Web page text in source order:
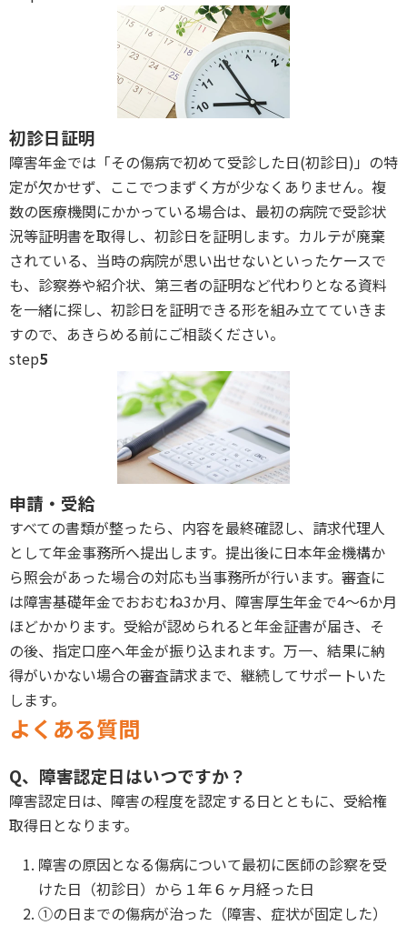
初診日証明
障害年金では「その傷病で初めて受診した日(初診日)」の特
定が欠かせず、ここでつまずく方が少なくありません。複
数の医療機関にかかっている場合は、最初の病院で受診状
況等証明書を取得し、初診日を証明します。カルテが廃棄
されている、当時の病院が思い出せないといったケースで
も、診察券や紹介状、第三者の証明など代わりとなる資料
を一緒に探し、初診日を証明できる形を組み立てていきま
すので、あきらめる前にご相談ください。
step5
申請・受給
すべての書類が整ったら、内容を最終確認し、請求代理人
として年金事務所へ提出します。提出後に日本年金機構か
ら照会があった場合の対応も当事務所が行います。審査に
は障害基礎年金でおおむね3か月、障害厚生年金で4〜6か月
ほどかかります。受給が認められると年金証書が届き、そ
の後、指定口座へ年金が振り込まれます。万一、結果に納
得がいかない場合の審査請求まで、継続してサポートいた
します。
よくある質問
Q、障害認定日はいつですか？
障害認定日は、障害の程度を認定する日とともに、受給権
取得日となります。
障害の原因となる傷病について最初に医師の診察を受
けた日（初診日）から１年６ヶ月経った日
①の日までの傷病が治った（障害、症状が固定した）